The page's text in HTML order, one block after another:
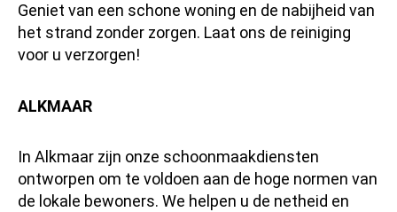
Geniet van een schone woning en de nabijheid van
het strand zonder zorgen. Laat ons de reiniging
voor u verzorgen!
ALKMAAR
In Alkmaar zijn onze schoonmaakdiensten
ontworpen om te voldoen aan de hoge normen van
de lokale bewoners. We helpen u de netheid en